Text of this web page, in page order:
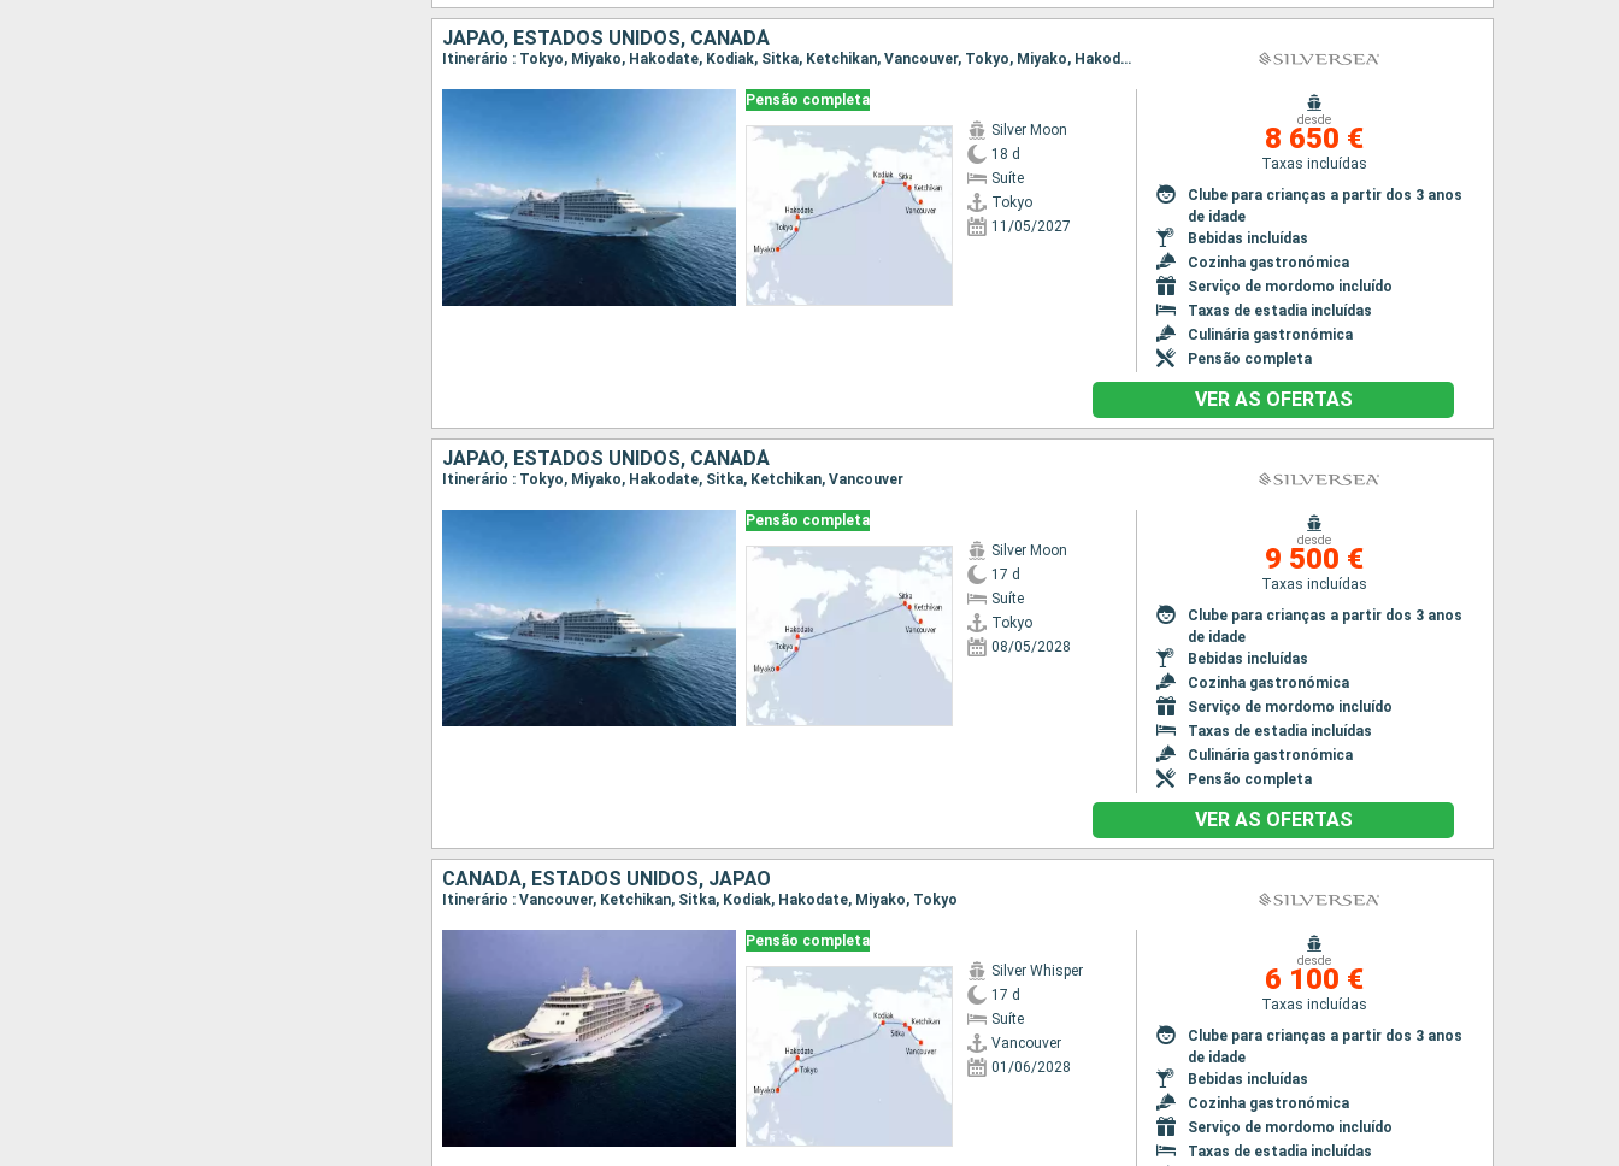
JAPÃO, ESTADOS UNIDOS, CANADÁ
Itinerário : Tokyo, Miyako, Hakodate, Kodiak, Sitka, Ketchikan, Vancouver, Tokyo, Miyako, Hakodate, Kodiak, Sitka, Ketchikan, Vancouver
Pensão completa
Silver Moon
18 d
Suíte
Tokyo
11/05/2027
desde
8 650 €
Taxas incluídas
Clube para crianças a partir dos 3 anos
de idade
Bebidas incluídas
Cozinha gastronómica
Serviço de mordomo incluído
Taxas de estadia incluídas
Culinária gastronómica
Pensão completa
VER AS OFERTAS
JAPÃO, ESTADOS UNIDOS, CANADÁ
Itinerário : Tokyo, Miyako, Hakodate, Sitka, Ketchikan, Vancouver
Pensão completa
Silver Moon
17 d
Suíte
Tokyo
08/05/2028
desde
9 500 €
Taxas incluídas
Clube para crianças a partir dos 3 anos
de idade
Bebidas incluídas
Cozinha gastronómica
Serviço de mordomo incluído
Taxas de estadia incluídas
Culinária gastronómica
Pensão completa
VER AS OFERTAS
CANADÁ, ESTADOS UNIDOS, JAPÃO
Itinerário : Vancouver, Ketchikan, Sitka, Kodiak, Hakodate, Miyako, Tokyo
Pensão completa
Silver Whisper
17 d
Suíte
Vancouver
01/06/2028
desde
6 100 €
Taxas incluídas
Clube para crianças a partir dos 3 anos
de idade
Bebidas incluídas
Cozinha gastronómica
Serviço de mordomo incluído
Taxas de estadia incluídas